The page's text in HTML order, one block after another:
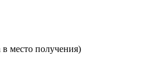
место получения)